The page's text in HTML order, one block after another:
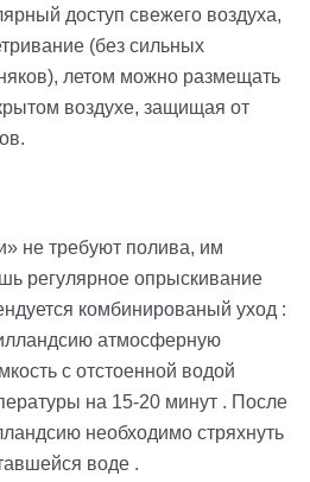
доступ свежего воздуха,
(без сильных
летом можно размещать
воздухе, защищая от
не требуют полива, им
регулярное опрыскивание
комбинированый уход :
атмосферную
с отстоенной водой
на 15-20 минут . После
необходимо стряхнуть
воде .